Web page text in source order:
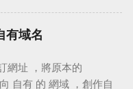
支援行動裝置 APP 安裝
版安裝登入。 電腦版 的
與行動條碼登入，建議
利的「 行動條碼登入
用電腦時相當方便，也
有域名
網址 ，將原本的
自有 的 網域 ，創作自